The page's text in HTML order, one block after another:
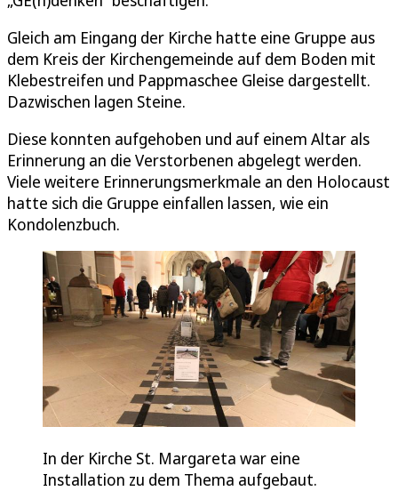
Gleich am Eingang der Kirche hatte eine Gruppe aus
dem Kreis der Kirchengemeinde auf dem Boden mit
Klebestreifen und Pappmaschee Gleise dargestellt.
Dazwischen lagen Steine.
Diese konnten aufgehoben und auf einem Altar als
Erinnerung an die Verstorbenen abgelegt werden.
Viele weitere Erinnerungsmerkmale an den Holocaust
hatte sich die Gruppe einfallen lassen, wie ein
Kondolenzbuch.
In der Kirche St. Margareta war eine
Installation zu dem Thema aufgebaut.